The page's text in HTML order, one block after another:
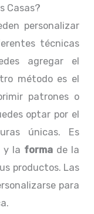
Casas?
personalizar
técnicas
agregar el
método es el
patrones o
optar por el
únicas. Es
y la formade la
productos. Las
para